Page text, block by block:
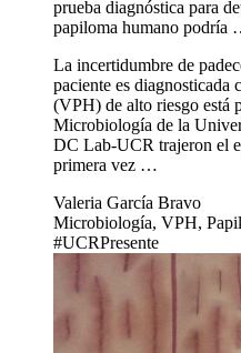
prueba diagnóstica para
papiloma humano podría
La incertidumbre de
paciente es
(VPH) de alto riesgo está
Microbiología de la
DC Lab-UCR trajeron el
primera vez …
Valeria García Bravo
Microbiología, VPH,
#UCRPresente